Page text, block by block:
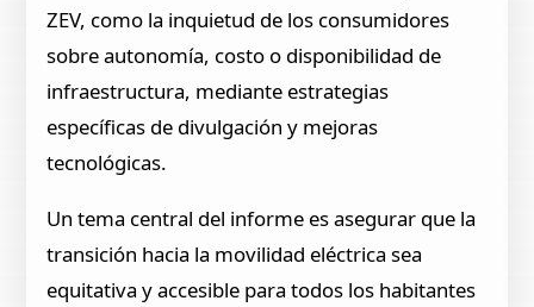
ZEV, como la inquietud de los consumidores
sobre autonomía, costo o disponibilidad de
infraestructura, mediante estrategias
específicas de divulgación y mejoras
tecnológicas.
Un tema central del informe es asegurar que la
transición hacia la movilidad eléctrica sea
equitativa y accesible para todos los habitantes